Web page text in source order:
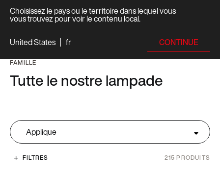
Choisissez le pays ou le territoire dans lequel vous
vous trouvez pour voir le contenu local.
United States
fr CONTINUE
FAMILLE
Tutte le nostre lampade
Applique
FILTRES 215 PRODUITS